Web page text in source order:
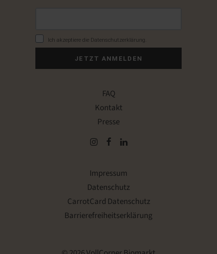
FAQ
Kontakt
Presse
Ich akzeptiere die Datenschutzerklärung.
JETZT ANMELDEN
Impressum
Datenschutz
CarrotCard Datenschutz
Barrierefreiheitserklärung